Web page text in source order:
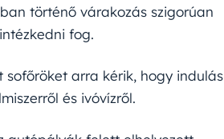
történő várakozás szigorúan
fog.
arra kérik, hogy indulás
és ivóvízről.